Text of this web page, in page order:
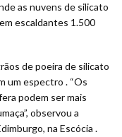
as nuvens de silicato
escaldantes 1.500
de poeira de silicato
um espectro . “Os
podem ser mais
observou a
na Escócia .